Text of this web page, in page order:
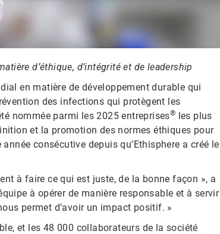
d’éthique, d’intégrité et de leadership
en matière de développement durable qui
des infections qui protègent les
nommée parmi les 2025 entreprises® les plus
et la promotion des normes éthiques pour
consécutive depuis qu’Ethisphere a créé le
à faire ce qui est juste, de la bonne façon », a
à opérer de manière responsable et à servir
permet d’avoir un impact positif. »
et les 48 000 collaborateurs de la société